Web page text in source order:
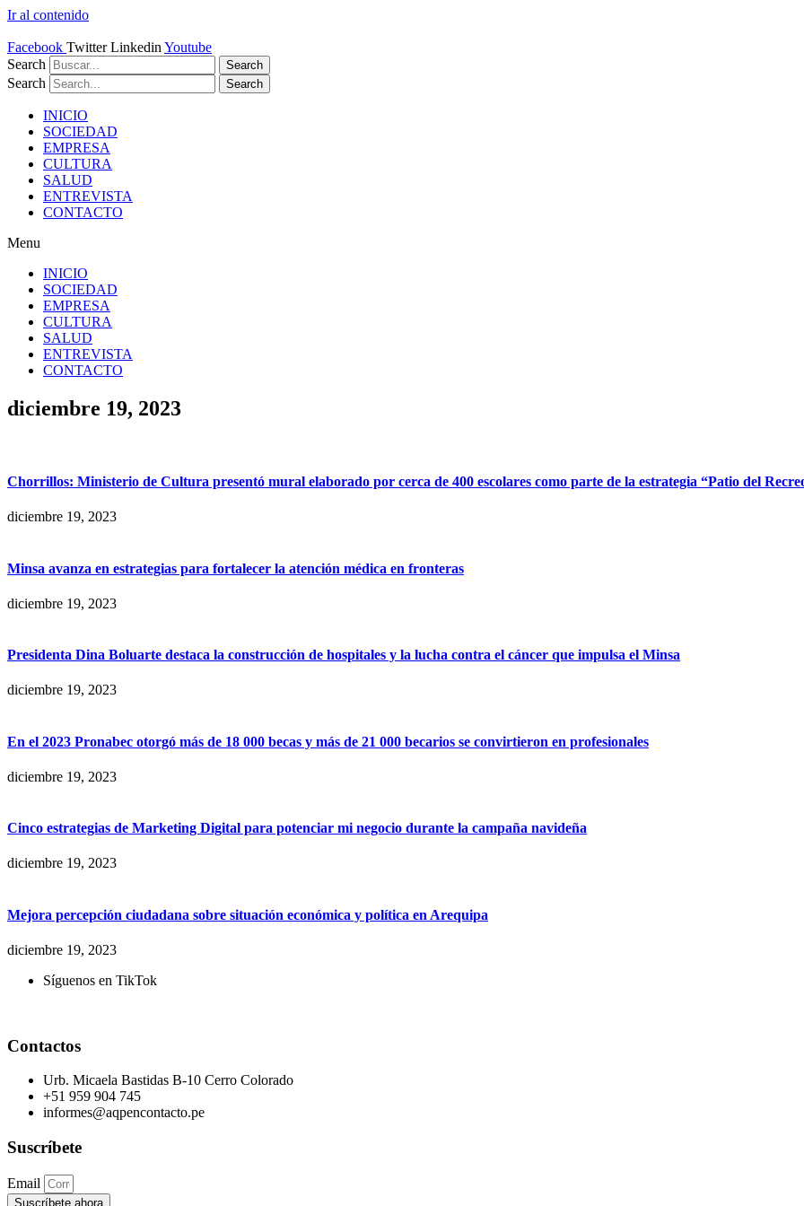
Ir al contenido
Facebook Twitter Linkedin Youtube
Search
Search
Search Search
INICIO
SOCIEDAD
EMPRESA
CULTURA
SALUD
ENTREVISTA
CONTACTO
Menu
INICIO
SOCIEDAD
EMPRESA
CULTURA
SALUD
ENTREVISTA
CONTACTO
diciembre 19, 2023
Chorrillos: Ministerio de Cultura presentó mural elaborado por cerca de 400 escolares como parte de la estrategia “Patio del
diciembre 19, 2023
Minsa avanza en estrategias para fortalecer la atención médica en fronteras
diciembre 19, 2023
Presidenta Dina Boluarte destaca la construcción de hospitales y la lucha contra el cáncer que impulsa el Minsa
diciembre 19, 2023
En el 2023 Pronabec otorgó más de 18 000 becas y más de 21 000 becarios se convirtieron en profesionales
diciembre 19, 2023
Cinco estrategias de Marketing Digital para potenciar mi negocio durante la campaña navideña
diciembre 19, 2023
Mejora percepción ciudadana sobre situación económica y política en Arequipa
diciembre 19, 2023
Síguenos en TikTok
Contactos
Urb. Micaela Bastidas B-10 Cerro Colorado
+51 959 904 745
informes@aqpencontacto.pe
Suscríbete
Email
Suscríbete ahora